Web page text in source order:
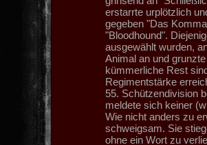
erstarrte urplötzlich
gegeben "Das
"Bloodhound".
ausgewählt wurden,
Animal an und
kümmerliche Rest
Regimentstärke
55. Schützendivision
meldete sich keiner
Wie nicht anders zu
schweigsam. Sie
ohne ein Wort zu